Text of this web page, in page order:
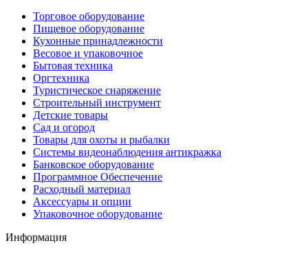
Торговое оборудование
Пищевое оборудование
Кухонные принадлежности
Весовое и упаковочное
Бытовая техника
Оргтехника
Туристическое снаряжение
Строительный инструмент
Детские товары
Сад и огород
Товары для охоты и рыбалки
Системы видеонаблюдения антикражка
Банковское оборудование
Программное Обеспечение
Расходный материал
Аксессуары и опции
Упаковочное оборудование
Информация